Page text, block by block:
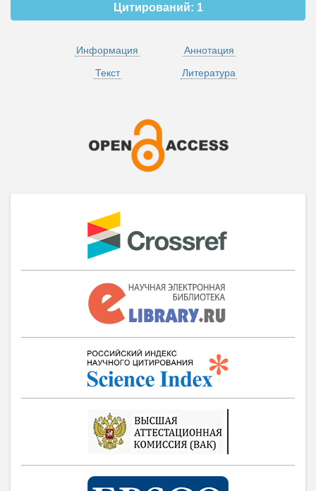
Цитирований: 1
Информация
Аннотация
Текст
Литература